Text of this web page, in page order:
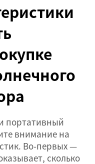
портативный
внимание на
Во-первых —
сколько